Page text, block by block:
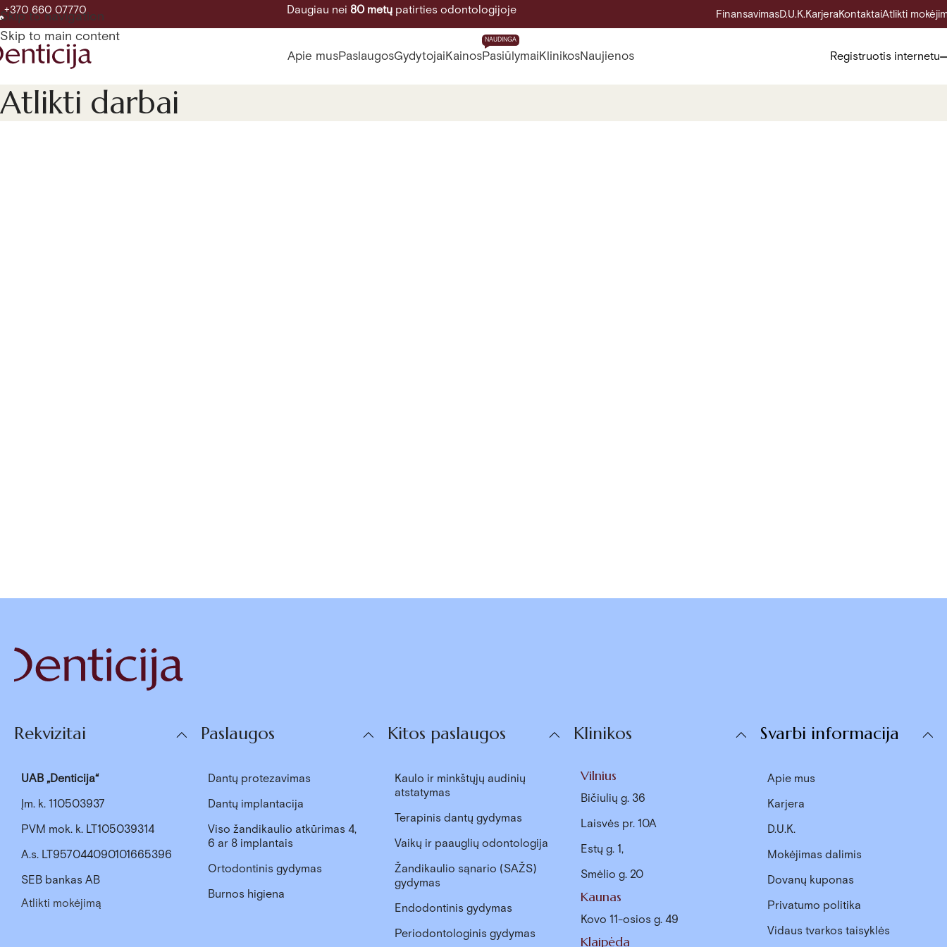
Skip to navigation
Skip to main content
+370 660 07770 Daugiau nei 80 metųpatirties odontologijoje FinansavimasD.U.K.KarjeraKontaktaiAtlikti
Apie musPaslaugosGydytojaiKainosPasiūlymai
NAUDINGA
KlinikosNaujienos Registruotis internetu
Atlikti darbai
Rekvizitai
UAB „Denticija“
Įm. k. 110503937
PVM mok. k. LT105039314
A.s. LT957044090101665396
SEB bankas AB
Atlikti mokėjimą
Paslaugos
Dantų protezavimas
Dantų implantacija
Viso žandikaulio atkūrimas 4,
6 ar 8 implantais
Ortodontinis gydymas
Burnos higiena
Kitos paslaugos
Kaulo ir minkštųjų audinių
atstatymas
Terapinis dantų gydymas
Vaikų ir paauglių odontologija
Žandikaulio sąnario (SAŽS)
gydymas
Endodontinis gydymas
Periodontologinis gydymas
Klinikos
Vilnius
Bičiulių g. 36
Laisvės pr. 10A
Estų g. 1,
Smėlio g. 20
Kaunas
Kovo 11-osios g. 49
Klaipėda
Svarbi informacija
Apie mus
Karjera
D.U.K.
Mokėjimas dalimis
Dovanų kuponas
Privatumo politika
Vidaus tvarkos taisyklės